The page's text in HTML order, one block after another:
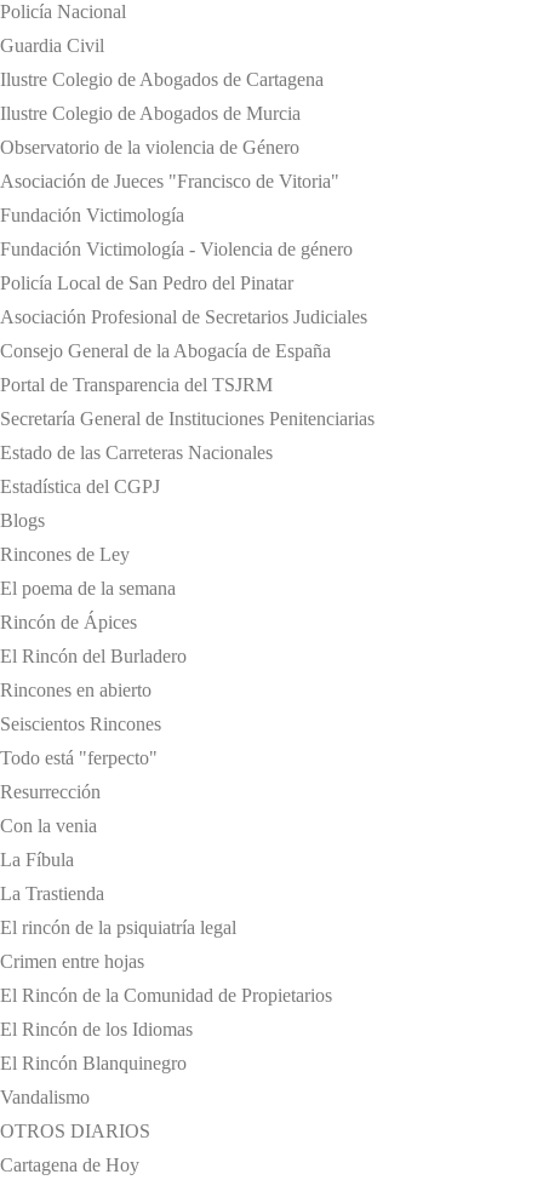
Policía Nacional
Guardia Civil
Ilustre Colegio de Abogados de Cartagena
Ilustre Colegio de Abogados de Murcia
Observatorio de la violencia de Género
Asociación de Jueces "Francisco de Vitoria"
Fundación Victimología
Fundación Victimología - Violencia de género
Policía Local de San Pedro del Pinatar
Asociación Profesional de Secretarios Judiciales
Consejo General de la Abogacía de España
Portal de Transparencia del TSJRM
Secretaría General de Instituciones Penitenciarias
Estado de las Carreteras Nacionales
Estadística del CGPJ
Blogs
Rincones de Ley
El poema de la semana
Rincón de Ápices
El Rincón del Burladero
Rincones en abierto
Seiscientos Rincones
Todo está "ferpecto"
Resurrección
Con la venia
La Fíbula
La Trastienda
El rincón de la psiquiatría legal
Crimen entre hojas
El Rincón de la Comunidad de Propietarios
El Rincón de los Idiomas
El Rincón Blanquinegro
Vandalismo
OTROS DIARIOS
Cartagena de Hoy